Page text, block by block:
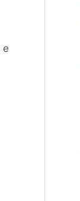
e